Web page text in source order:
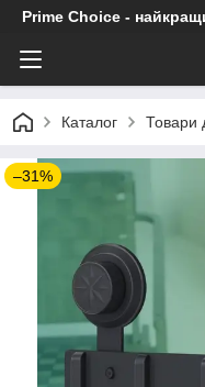
Prime Choice -
Каталог Товари
–31%